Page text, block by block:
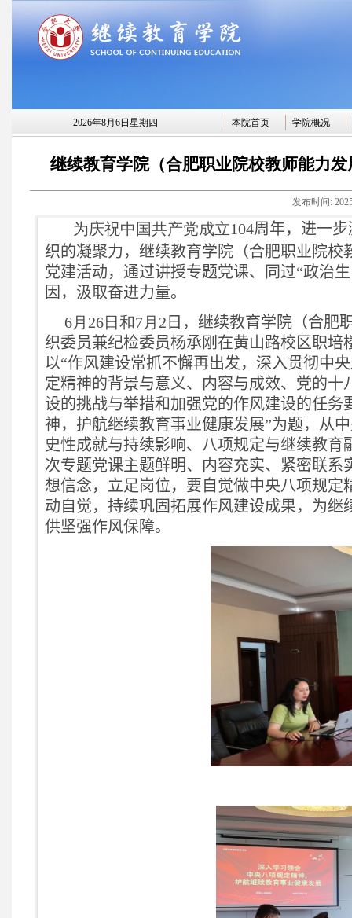
2026年8月6日星期四 本院首页 学院概况
继续教育学院（合肥职业院校教师能力
发布时间:
为庆祝中国共产党成立104周年，进一
织的凝聚力， 继续教育学院（合肥职业院校
党建活动，通过讲授专题党课、同过“政治
因，汲取奋进力量。
6月 26日和7月 2 日， 继续教育学院（合肥
织委员兼纪检委员杨承刚在黄山路校区职培
以“作风建设常抓不懈再出发，深入贯彻中
定精神的背景与意义、内容与成效、党的
设的挑战与举措和加强党的作风建设的任
神，护航继续教育事业健康发展”为题，从
史性成就与持续影响、八项规定与继续教
次专题党课主题鲜明、内容充实、紧密联系
想信念，立足岗位，要自觉做中央八项规
动自觉，持续巩固拓展作风建设成果，为
供坚强作风保障。